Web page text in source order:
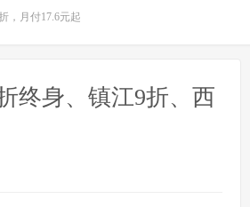
，月付17.6元起
终身、镇江9折、西